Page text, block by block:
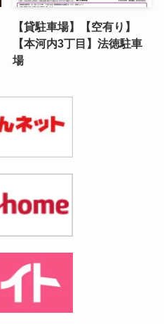
【貸駐車場】【空有り】
【本河内3丁目】法徳駐車
場